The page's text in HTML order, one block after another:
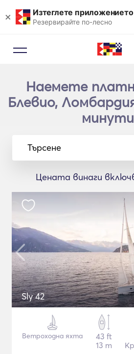
× Изтеглете приложението
Резервирайте по-лесно
Наемете
Блевио,
Търсене
Цената винаги
Sly 42
Ветроходна яхта
43 ft
13 m